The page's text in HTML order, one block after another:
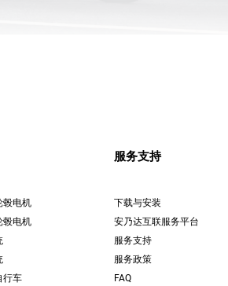
毂电机
毂电机
行车
服务支持
下载与安装
安乃达互联服务平台
服务支持
服务政策
FAQ